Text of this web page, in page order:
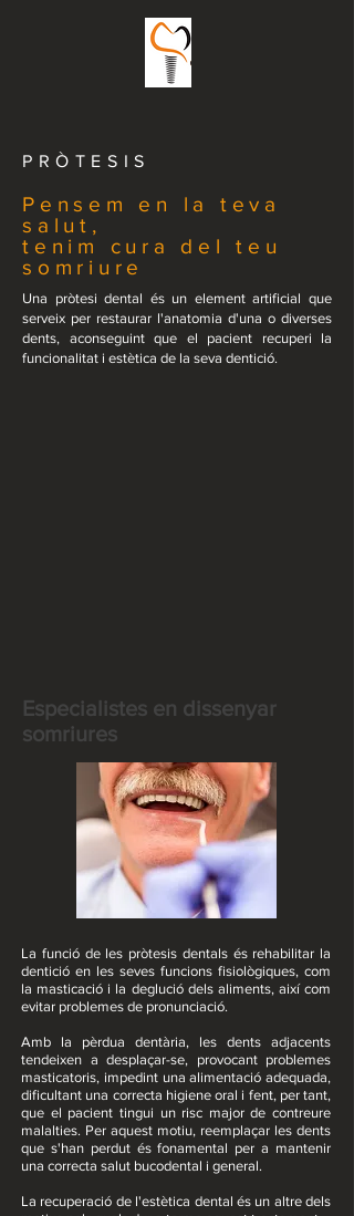
PRÒTESIS
Pensem en la teva
salut,
tenim cura del teu
somriure
Una pròtesi dental és un element artificial que
serveix per restaurar l'anatomia d'una o diverses
dents, aconseguint que el pacient recuperi la
funcionalitat i estètica de la seva dentició.
Especialistes en dissenyar
somriures
La funció de les pròtesis dentals és rehabilitar la
dentició en les seves funcions fisiològiques, com
la masticació i la deglució dels aliments, així com
evitar problemes de pronunciació.
Amb la pèrdua dentària, les dents adjacents
tendeixen a desplaçar-se, provocant problemes
masticatoris, impedint una alimentació adequada,
dificultant una correcta higiene oral i fent, per tant,
que el pacient tingui un risc major de contreure
malalties. Per aquest motiu, reemplaçar les dents
que s'han perdut és fonamental per a mantenir
una correcta salut bucodental i general.
La recuperació de l'estètica dental és un altre dels